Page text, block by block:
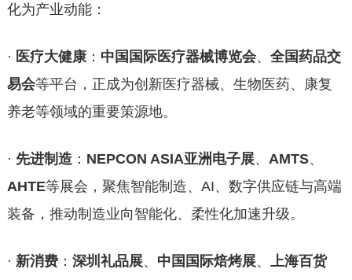
化为产业动能：
· 医疗大健康： 中国国际医疗器械博览会、 全国药品交
易会等平台，正成为创新医疗器械、生物医药、康复
养老等领域的重要策源地。
· 先进制造： NEPCON ASIA亚洲电子展、 AMTS、
AHTE等展会，聚焦智能制造、AI、数字供应链与高端
装备，推动制造业向智能化、柔性化加速升级。
· 新消费： 深圳礼品展、 中国国际焙烤展、 上海百货